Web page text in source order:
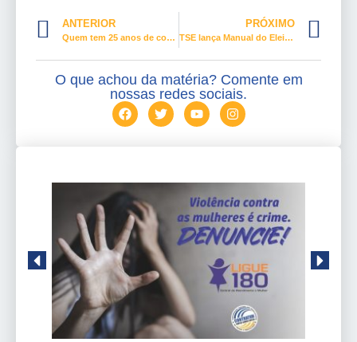
ANTERIOR
Quem tem 25 anos de contribuição e 55 anos de idade já pode se aposentar?
PRÓXIMO
TSE lança Manual do Eleitor 2026, para orientar brasileiros
O que achou da matéria? Comente em
nossas redes sociais.